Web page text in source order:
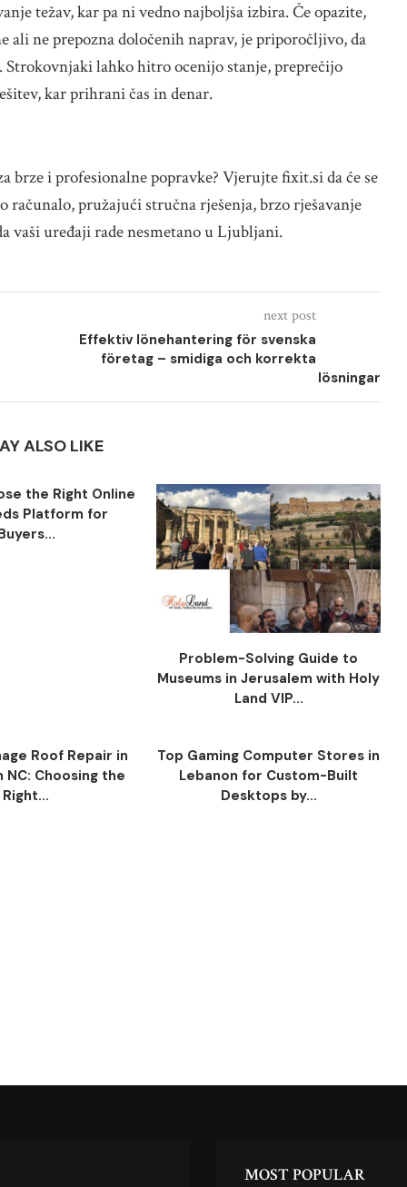
težav, kar pa ni vedno najboljša izbira. Če opazite,
ali ne prepozna določenih naprav, je priporočljivo, da
Strokovnjaki lahko hitro ocenijo stanje, preprečijo
kar prihrani čas in denar.
i profesionalne popravke? Vjerujte fixit.si da će se
pružajući stručna rješenja, brzo rješavanje
vaši uređaji rade nesmetano u Ljubljani.
next post
Effektiv lönehantering för svenska
företag – smidiga och korrekta
lösningar
ALSO LIKE
the Right Online
Platform for
Problem-Solving Guide to
Museums in Jerusalem with Holy
Land VIP...
Roof Repair in
NC: Choosing the
Right...
Top Gaming Computer Stores in
Lebanon for Custom-Built
Desktops by...
MOST POPULAR